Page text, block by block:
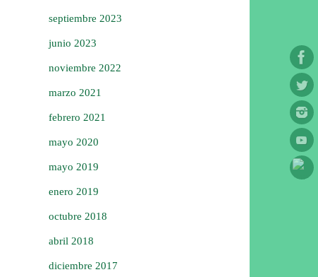
septiembre 2023
junio 2023
noviembre 2022
marzo 2021
febrero 2021
mayo 2020
mayo 2019
enero 2019
octubre 2018
abril 2018
diciembre 2017